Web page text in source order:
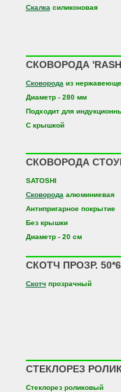
Скалка силиконовая
СКОВОРОДА
Сковорода из
Диаметр - 280 мм
Подходит для
С крышкой
СКОВОРОДА
SATOSHI
Сковорода алюминиевая
Антипригарное покрытие
Без крышки
Диаметр - 20 см
СКОТЧ ПРОЗР.
Скотчпрозрачный
СТЕКЛОРЕЗ
Стеклорез роликовый